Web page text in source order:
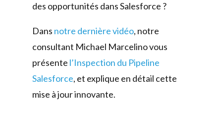
des opportunités dans Salesforce ?
Dans notre dernière vidéo, notre
consultant Michael Marcelino vous
présente l’Inspection du Pipeline
Salesforce, et explique en détail cette
mise à jour innovante.